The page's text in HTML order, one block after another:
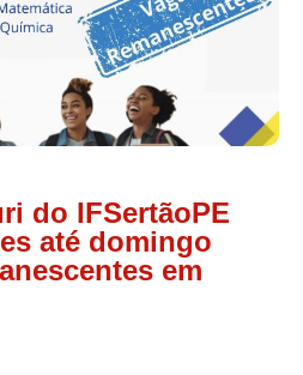
do IFSertãoPE
até domingo
em